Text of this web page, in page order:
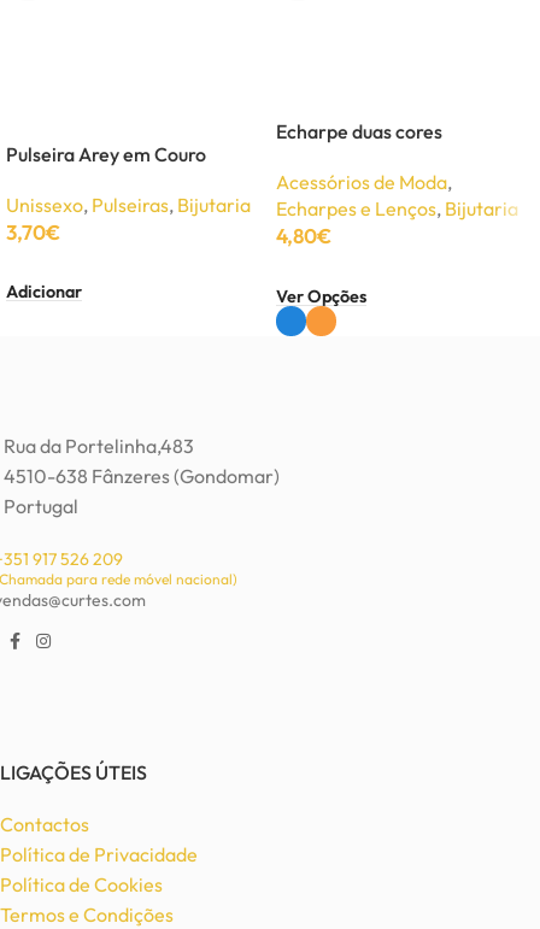
Pulseira Arey em Couro
Unissexo, Pulseiras, Bijutaria
3,70€
Adicionar
Echarpe duas cores
Acessórios de Moda,
Echarpes e Lenços, Bijutaria
4,80€
Ver Opções
Rua da Portelinha,483
4510-638 Fânzeres (Gondomar)
Portugal
917 526 209
para rede móvel nacional)
LIGAÇÕES ÚTEIS
Contactos
Política de Privacidade
Política de Cookies
Termos e Condições